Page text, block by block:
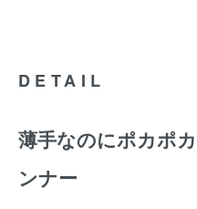
DETAIL
薄手なのにポカポ
ンナー